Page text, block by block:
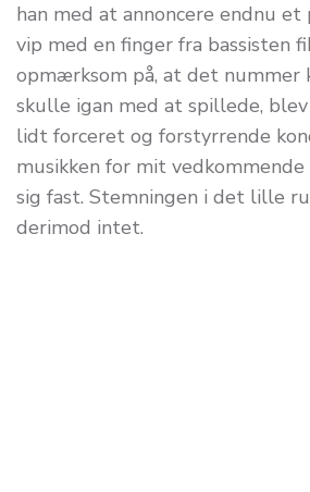
han med at annoncere endnu
vip med en finger fra bassisten
opmærksom på, at det nummer
skulle igan med at spillede,
lidt forceret og forstyrrende
musikken for mit
sig fast. Stemningen i det lille
derimod intet.